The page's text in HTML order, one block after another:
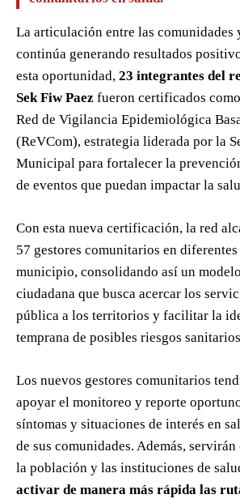
La articulación entre las comunidades
continúa generando resultados
esta oportunidad, 23 integrantes del
Sek Fiw Paez fueron certificados
Red de Vigilancia Epidemiológica
(ReVCom), estrategia liderada por la
Municipal para fortalecer la
de eventos que puedan impactar la
Con esta nueva certificación, la red
57 gestores comunitarios en
municipio, consolidando así un
ciudadana que busca acercar los
pública a los territorios y facilitar la
temprana de posibles riesgos
Los nuevos gestores comunitarios
apoyar el monitoreo y reporte
síntomas y situaciones de interés en
de sus comunidades. Además,
la población y las instituciones de
activar de manera más rápida las